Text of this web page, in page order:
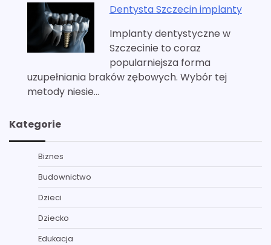
Dentysta Szczecin implanty
Implanty dentystyczne w
Szczecinie to coraz
popularniejsza forma
uzupełniania braków zębowych. Wybór tej
metody niesie…
Kategorie
Biznes
Budownictwo
Dzieci
Dziecko
Edukacja